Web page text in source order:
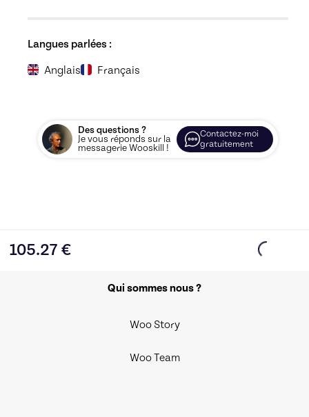
Langues parlées :
Anglais Français
Des questions ?
Je vous réponds sur la
messagerie Wooskill !
Contactez-moi
gratuitement
105.27 €
Qui sommes nous ?
Woo Story
Woo Team